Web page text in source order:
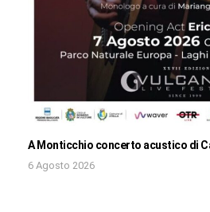
A Monticchio concerto acustico di
6 Agosto 2026